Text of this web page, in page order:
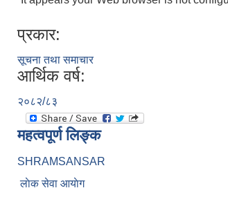
प्रकार:
सूचना तथा समाचार
आर्थिक वर्ष:
२०८२/८३
महत्वपूर्ण लिङ्क
SHRAMSANSAR
लाेक सेवा आयाेग